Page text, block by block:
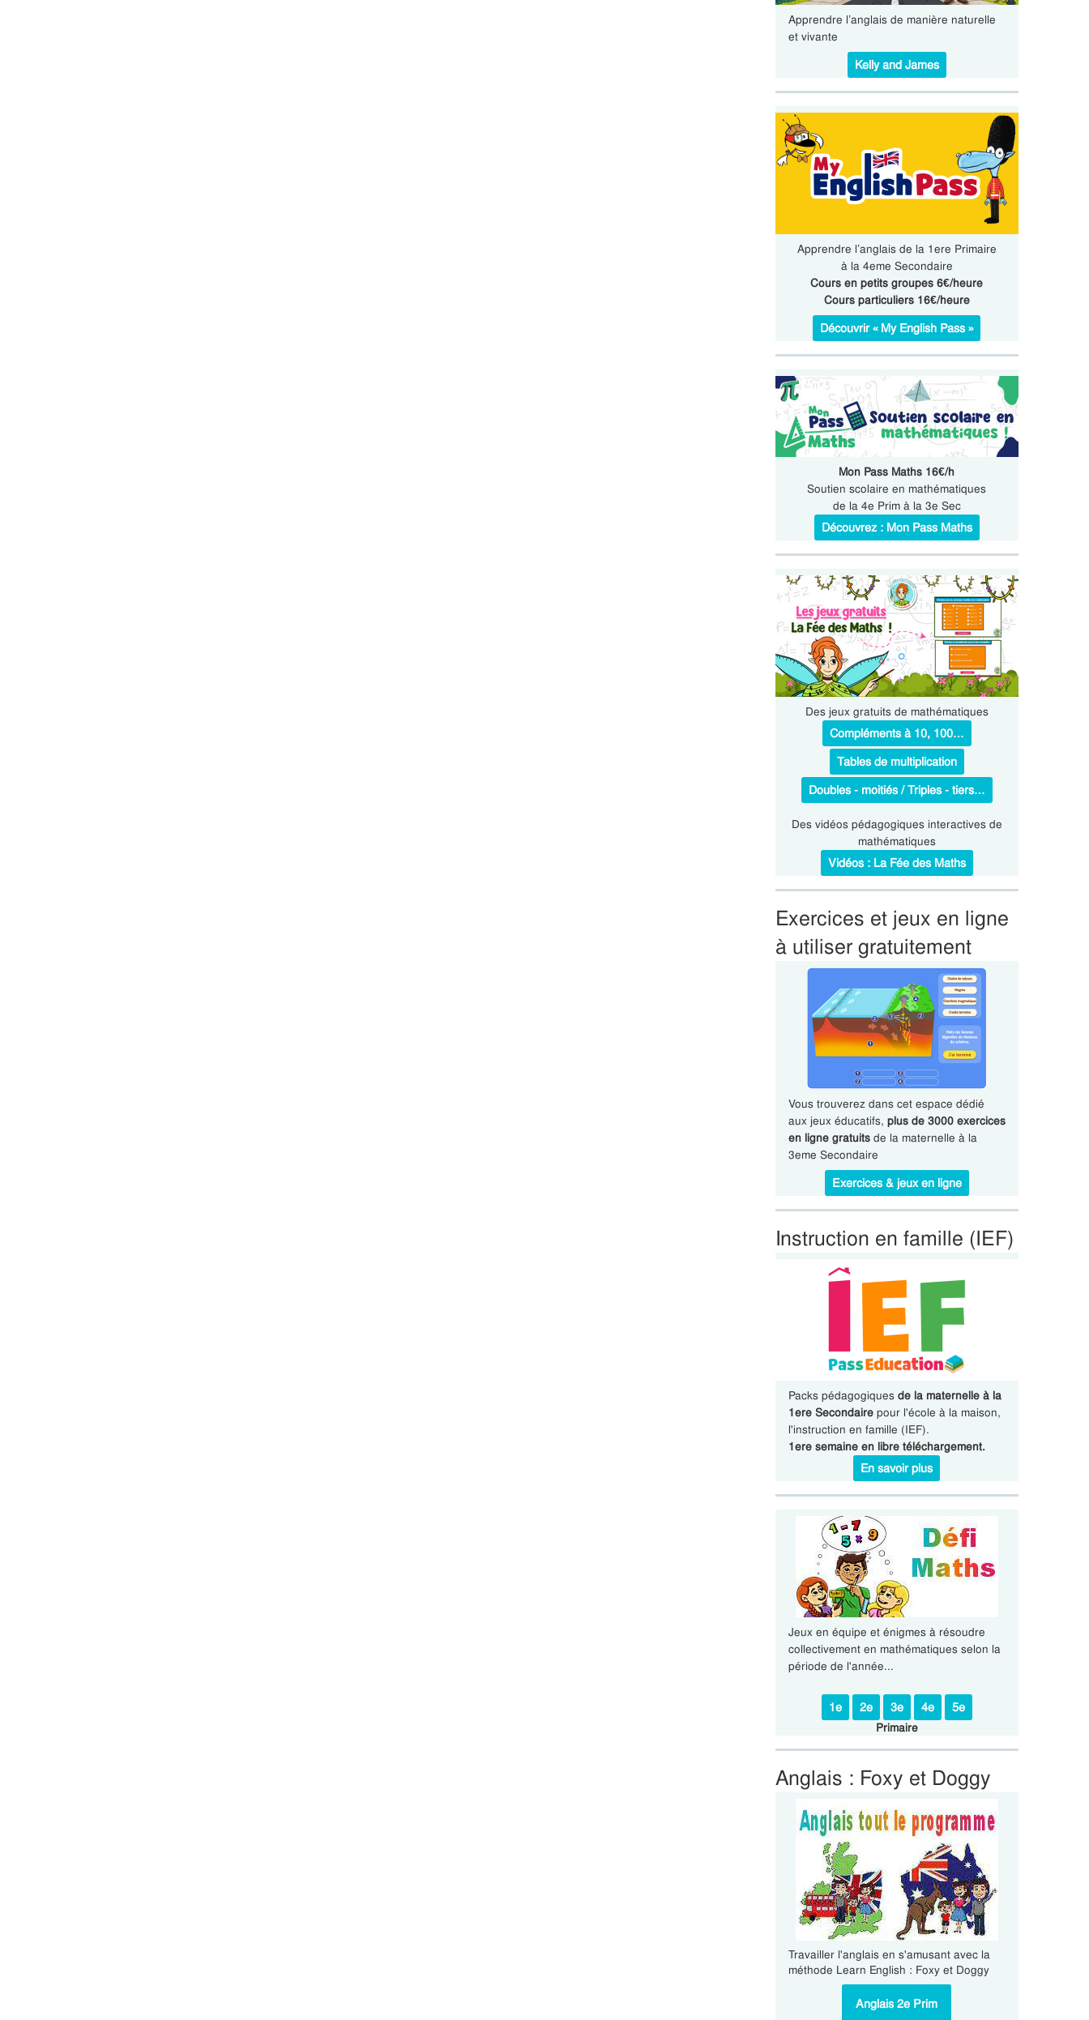
Apprendre l’anglais de manière naturelle
et vivante
Kelly and James
Apprendre l’anglais de la 1ere Primaire
à la 4eme Secondaire
Cours en petits groupes 6€/heure
Cours particuliers 16€/heure
Découvrir « My English Pass »
Mon Pass Maths 16€/h
Soutien scolaire en mathématiques
de la 4e Prim à la 3e Sec
Découvrez : Mon Pass Maths
Des jeux gratuits de mathématiques
Compléments à 10, 100…
Tables de multiplication
Doubles - moitiés / Triples - tiers…
Des vidéos pédagogiques interactives de
mathématiques
Vidéos : La Fée des Maths
Exercices et jeux en ligne
à utiliser gratuitement
Vous trouverez dans cet espace dédié
aux jeux éducatifs, plus de 3000 exercices
en ligne gratuitsde la maternelle à la
3eme Secondaire
Exercices & jeux en ligne
Instruction en famille (IEF)
Packs pédagogiques de la maternelle à la
1ere Secondairepour l'école à la maison,
l'instruction en famille (IEF).
1ere semaine en libre téléchargement.
En savoir plus
Jeux en équipe et énigmes à résoudre
collectivement en mathématiques selon la
période de l'année...
1e 2e 3e 4e
5e
Primaire
Anglais : Foxy et Doggy
Travailler l'anglais en s'amusant avec la
méthode Learn English : Foxy et Doggy
Anglais 2e Prim